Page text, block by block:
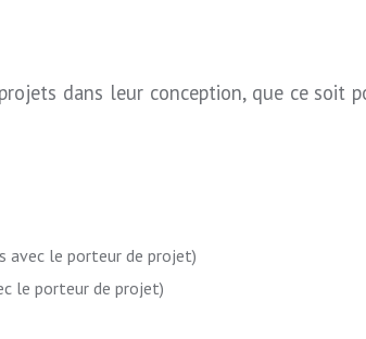
projets dans leur conception, que ce
avec le porteur de projet)
le porteur de projet)